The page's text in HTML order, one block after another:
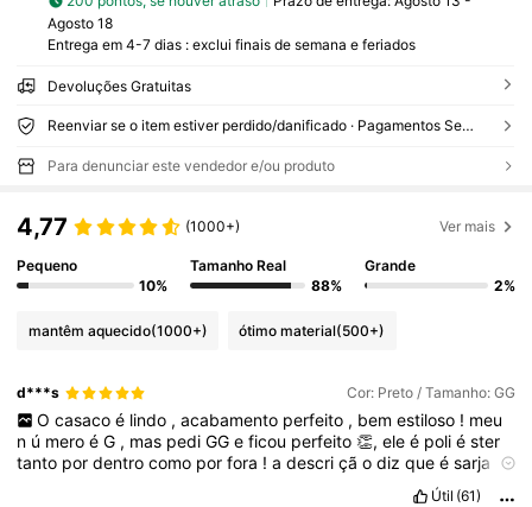
Agosto 18
Entrega em 4-7 dias : exclui finais de semana e feriados
Devoluções Gratuitas
Reenviar se o item estiver perdido/danificado · Pagamentos Seguros · Proteção de privacidade
Para denunciar este vendedor e/ou produto
4,77 (1000+) Ver mais
Pequeno
10%
Tamanho Real
88%
Grande
2%
mantêm aquecido(1000+) ótimo material(500+)
d***s Cor: Preto / Tamanho: GG
O casaco é lindo , acabamento perfeito , bem estiloso ! meu
n ú meroéG , mas pediGGeficou perfeito👏,eleé poliéster
tanto pordentrocomo porfora !adescriçãodizqueésarja
ster
Útil (61)